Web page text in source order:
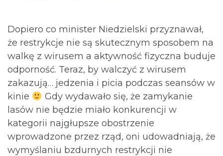
Dopiero co minister Niedzielski przyznawał,
że restrykcje nie są skutecznym sposobem na
walkę z wirusem a aktywność fizyczna buduje
odporność. Teraz, by walczyć z wirusem
zakazują… jedzenia i picia podczas seansów w
kinie
Gdy wydawało się, że zamykanie
lasów nie będzie miało konkurencji w
kategorii najgłupsze obostrzenie
wprowadzone przez rząd, oni udowadniają, że
wymyślaniu bzdurnych restrykcji nie